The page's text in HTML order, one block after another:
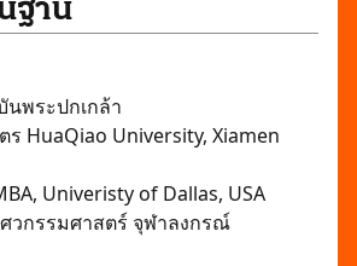
ฐาน
นพระปกเกล้า
HuaQiao University, Xiamen
Univeristy of Dallas, USA
วกรรมศาสตร์ จุฬาลงกรณ์